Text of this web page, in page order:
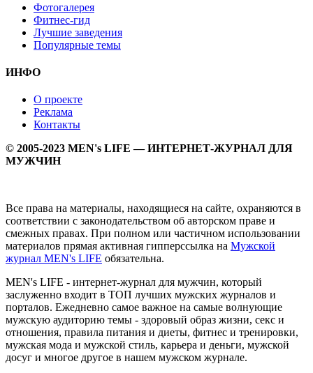
Фотогалерея
Фитнес-гид
Лучшие заведения
Популярные темы
ИНФО
О проекте
Реклама
Контакты
© 2005-2023 MEN's LIFE — ИНТЕРНЕТ-ЖУРНАЛ ДЛЯ
МУЖЧИН
Все права на материалы, находящиеся на сайте, охраняются в
соответствии с законодательством об авторском праве и
смежных правах. При полном или частичном использовании
материалов прямая активная гипперссылка на Мужской
журнал MEN's LIFE обязательна.
MEN's LIFE - интернет-журнал для мужчин, который
заслуженно входит в ТОП лучших мужских журналов и
порталов. Ежедневно самое важное на самые волнующие
мужскую аудиторию темы - здоровый образ жизни, секс и
отношения, правила питания и диеты, фитнес и тренировки,
мужская мода и мужской стиль, карьера и деньги, мужской
досуг и многое другое в нашем мужском журнале.